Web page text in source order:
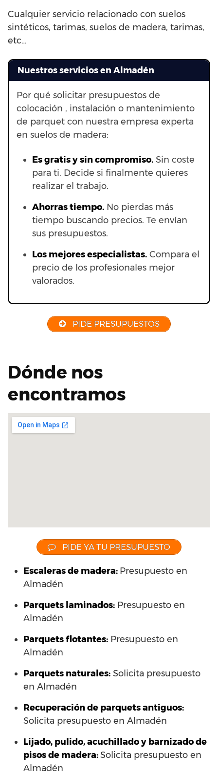
Cualquier servicio relacionado con suelos
sintéticos, tarimas, suelos de madera, tarimas,
etc…
Nuestros servicios en Almadén
Por qué solicitar presupuestos de
colocación , instalación o mantenimiento
de parquet con nuestra empresa experta
en suelos de madera:
Es gratis y sin compromiso. Sin coste
para ti. Decide si finalmente quieres
realizar el trabajo.
Ahorras tiempo. No pierdas más
tiempo buscando precios. Te envían
sus presupuestos.
Los mejores especialistas. Compara el
precio de los profesionales mejor
valorados.
PIDE PRESUPUESTOS
Dónde nos
encontramos
PIDE YA TU PRESUPUESTO
Escaleras de madera: Presupuesto en
Almadén
Parquets laminados: Presupuesto en
Almadén
Parquets flotantes: Presupuesto en
Almadén
Parquets naturales: Solicita presupuesto
en Almadén
Recuperación de parquets antiguos:
Solicita presupuesto en Almadén
Lijado, pulido, acuchillado y barnizado de
pisos de madera:Solicita presupuesto en
Almadén